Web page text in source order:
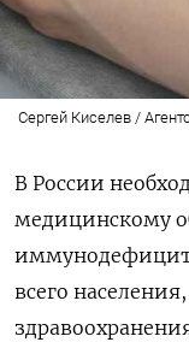
Сергей Киселев /
В России
медицинскому
всего